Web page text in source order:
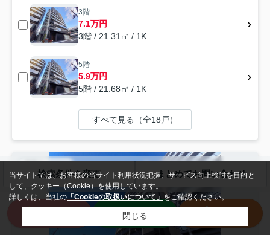
3階
7.1万円
3階 / 21.31㎡ / 1K
5階
5.9万円
5階 / 21.68㎡ / 1K
すべて見る（全18戸）
検索条件を変更 まとめてお問い合わせ
LINE
当サイトでは、お客様の当サイト利用状況把握、サービス向上検討を目的と
して、クッキー（Cookie）を使用しています。
詳しくは、当社の「Cookieの取扱いについて」 をご確認ください。
閉じる